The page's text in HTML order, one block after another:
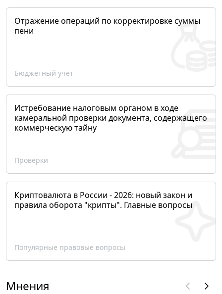
Отражение операций по корректировке суммы
пени
Бюджетный учет
Истребование налоговым органом в ходе
камеральной проверки документа, содержащего
коммерческую тайну
Проверки
Криптовалюта в России - 2026: новый закон и
правила оборота "крипты". Главные вопросы
Популярные правовые вопросы
Мнения